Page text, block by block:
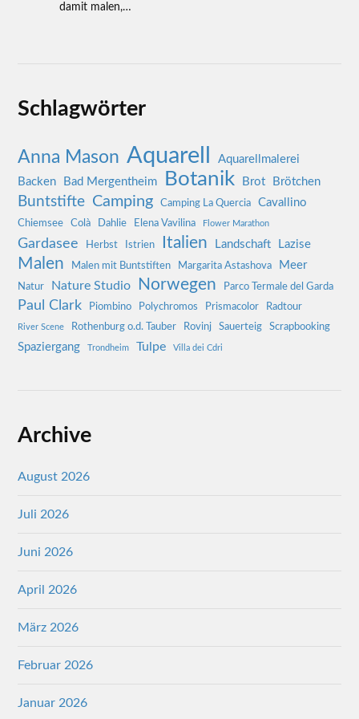
damit malen,…
Schlagwörter
Anna Mason Aquarell
Aquarellmalerei
Backen
Bad Mergentheim Botanik Brot Brötchen
Buntstifte Camping Camping La Quercia Cavallino
Chiemsee Colà Dahlie Elena Vavilina Flower Marathon
Gardasee Herbst Istrien Italien Landschaft Lazise
Malen Malen mit Buntstiften Margarita Astashova Meer
Natur Nature Studio Norwegen Parco Termale del Garda
Paul Clark Piombino Polychromos Prismacolor Radtour
River Scene Rothenburg o.d. Tauber Rovinj Sauerteig Scrapbooking
Spaziergang Trondheim Tulpe Villa dei Cdri
Archive
August 2026
Juli 2026
Juni 2026
April 2026
März 2026
Februar 2026
Januar 2026